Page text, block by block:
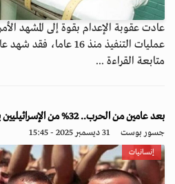
عادت عقوبة الإعدام بقوة إلى المشهد
عمليات التنفيذ منذ 16 عاما، فقد شهد عام 2025 تنفيذ 47 عمل...
متابعة القراءة ...
بعد عامين من الحرب.. 32% من الإسرائيليين يحتاجون إلى علاج نفسي
جسور بوست 31 ديسمبر 2025 - 15:45
إنسانيات